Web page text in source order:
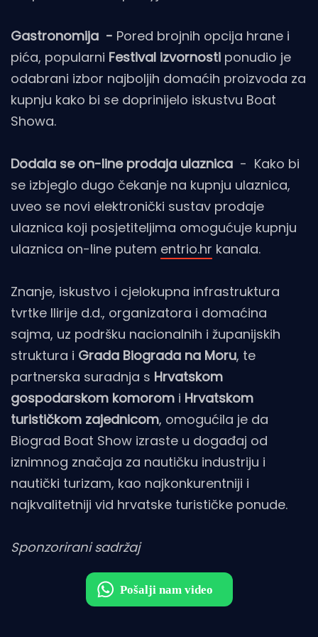
Gastronomija - Pored brojnih opcija hrane i
pića, popularni Festival izvornosti ponudio je
odabrani izbor najboljih domaćih proizvoda za
kupnju kako bi se doprinijelo iskustvu Boat
Showa.
Dodala se on-line prodaja ulaznica - Kako bi
se izbjeglo dugo čekanje na kupnju ulaznica,
uveo se novi elektronički sustav prodaje
ulaznica koji posjetiteljima omogućuje kupnju
ulaznica on-line putem entrio.hr kanala.
Znanje, iskustvo i cjelokupna infrastruktura
tvrtke Ilirije d.d., organizatora i domaćina
sajma, uz podršku nacionalnih i županijskih
struktura i Grada Biograda na Moru, te
partnerska suradnja s Hrvatskom
gospodarskom komorom i Hrvatskom
turističkom zajednicom, omogućila je da
Biograd Boat Show izraste u događaj od
iznimnog značaja za nautičku industriju i
nautički turizam, kao najkonkurentniji i
najkvalitetniji vid hrvatske turističke ponude.
Sponzorirani sadržaj